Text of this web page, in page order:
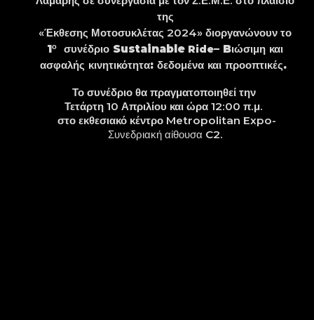
της
«Έκθεσης Μοτοσυκλέτας 2024» διοργανώνουν το
1ο συνέδριο Sustainable Ride– Bιώσιμη και
ασφαλής κινητικότητα: δεδομένα και προοπτικές.
Το συνέδριο θα πραγματοποιηθεί την
Τετάρτη 10 Απριλίου και ώρα 12:00 π.μ.
στο εκθεσιακό κέντροMetropolitan Expo-
Συνεδριακή αίθουσα C2.